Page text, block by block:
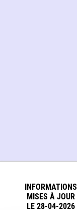
INFORMATIONS
MISES À JOUR
LE 28-04-2026